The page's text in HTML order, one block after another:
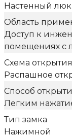
Настенный люк
Область
Доступ к
помещениях с
Схема открытия
Распашное
Способ
Легким
Тип замка
Нажимной